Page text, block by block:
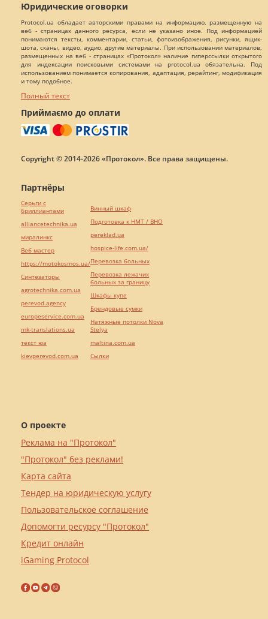
Юридические оговорки
Protocol.ua обладает авторскими правами на информацию, размещенную на
веб - страницах данного ресурса, если не указано иное. Под информацией
понимаются тексты, комментарии, статьи, фотоизображения, рисунки, ящик-
шота, сканы, видео, аудио, другие материалы. При использовании материалов,
размещенных на веб - страницах «Протокол» наличие гиперссылки открытого
для индексации поисковыми системами на protocol.ua обязательна. Под
использованием понимается копирования, адаптация, рерайтинг, модификация
и тому подобное.
Полный текст
Приймаємо до оплати
Copyright © 2014-2026 «Протокол». Все права защищены.
О проекте
Реклама на "Протокол"
"Протокол" без реклами!
Карта сайта
Тендер на юридическую услугу
Пользовательское соглашение
Допомогти ресурсу "Протокол"
Кредит онлайн
iGaming Protocol
Партнёры
Серьги с
бриллиантами
alliancetechnika.ua
миралинкс
Веб мастер
https://motokosmos.ua/
Синтезаторы
agrotechnika.com.ua
perevod.agency
europeservice.com.ua
mk-translations.ua
текст юа
kievperevod.com.ua
Винный шкаф
Подготовка к НМТ / ВНО
pereklad.ua
hospice-life.com.ua/
Перевозка больных
Перевозка лежачих
больных за границу
Шкафы купе
Брендовые сумки
Натяжные потолки Nova
Stelya
maltina.com.ua
Cылки